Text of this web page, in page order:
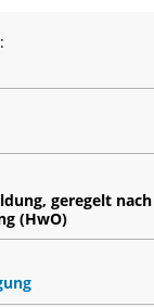
geregelt nach
(HwO)